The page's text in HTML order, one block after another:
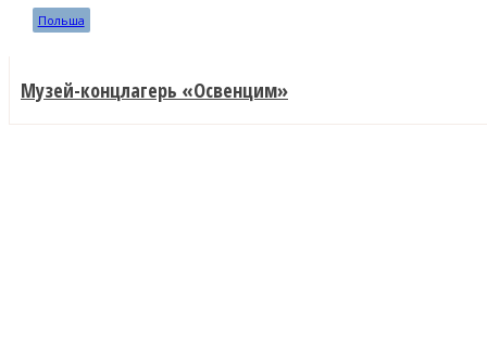
Польша
Музей-концлагерь «Освенцим»